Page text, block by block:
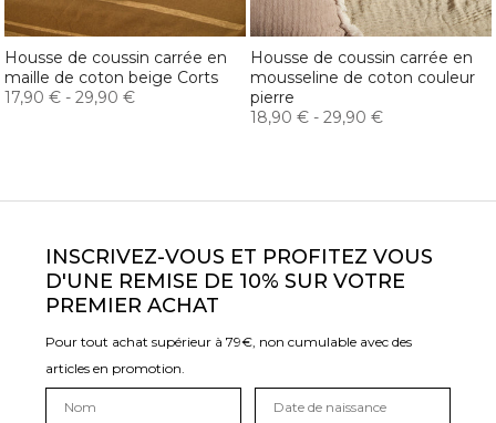
Housse de coussin carrée en
maille de coton beige Corts
17,90 € - 29,90 €
Housse de coussin carrée en
mousseline de coton couleur
pierre
18,90 € - 29,90 €
INSCRIVEZ-VOUS ET PROFITEZ VOUS
D'UNE REMISE DE 10% SUR VOTRE
PREMIER ACHAT
Pour tout achat supérieur à 79€, non cumulable avec des
articles en promotion.